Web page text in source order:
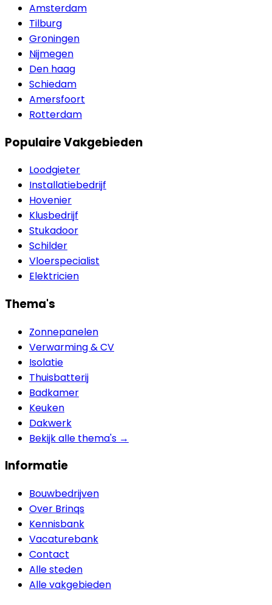
Amsterdam
Tilburg
Groningen
Nijmegen
Den haag
Schiedam
Amersfoort
Rotterdam
Populaire Vakgebieden
Loodgieter
Installatiebedrijf
Hovenier
Klusbedrijf
Stukadoor
Schilder
Vloerspecialist
Elektricien
Thema's
Zonnepanelen
Verwarming & CV
Isolatie
Thuisbatterij
Badkamer
Keuken
Dakwerk
Bekijk alle thema's →
Informatie
Bouwbedrijven
Over Brinqs
Kennisbank
Vacaturebank
Contact
Alle steden
Alle vakgebieden